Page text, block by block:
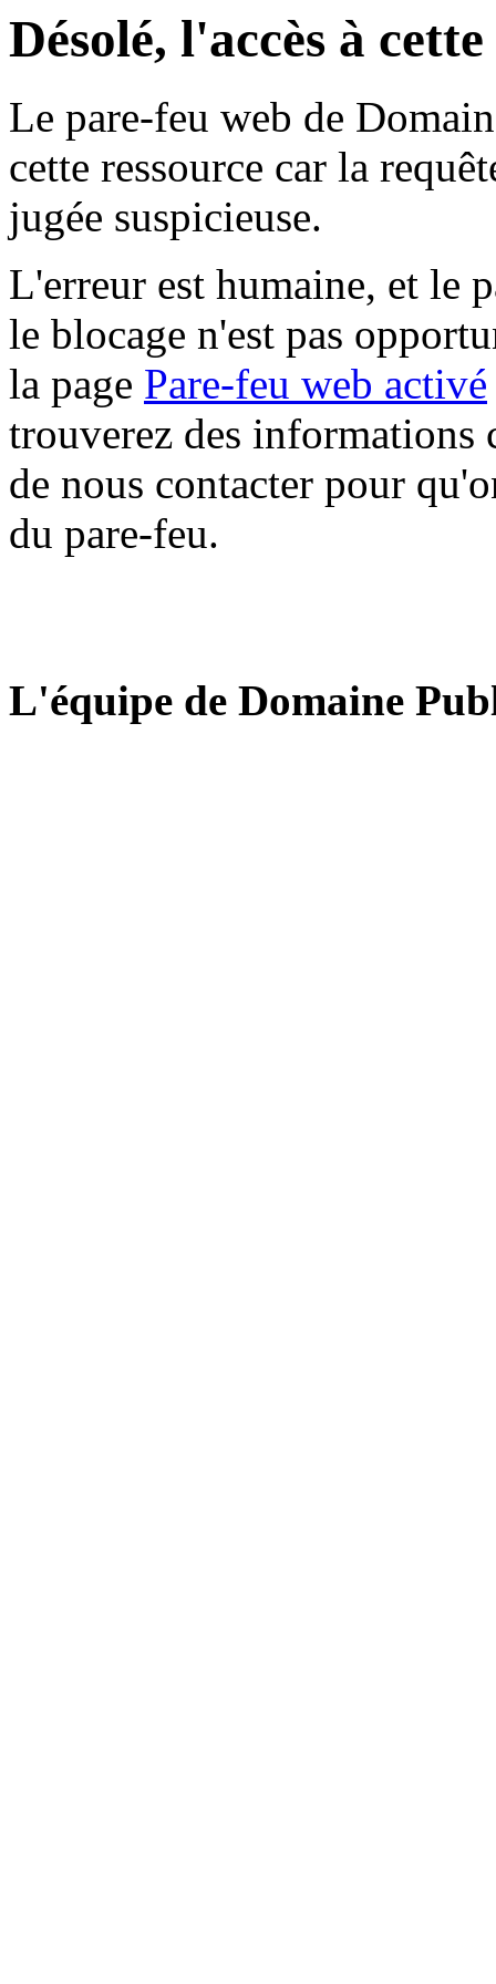
Désolé, l'accès à
Le pare-feu web de
cette ressource car la
jugée suspicieuse.
L'erreur est humaine, et le
le blocage n'est pas
la page Pare-feu web activé
trouverez des informations
de nous contacter pour
du pare-feu.
L'équipe de Domaine